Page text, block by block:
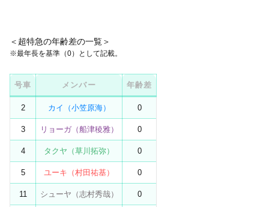
＜超特急の年齢差の一覧＞
※最年長を基準（0）として記載。
号車 メンバー 年齢差
2 カイ（小笠原海） 0
3 リョーガ（船津稜雅） 0
4 タクヤ（草川拓弥） 0
5 ユーキ（村田祐基） 0
11 シューヤ（志村秀哉） 0